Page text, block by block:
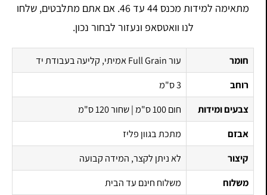
מתאימה למידות מכנס 44 עד 46. אם אתם מתלבטים, שלחו
לנו וואטסאפ ונעזור לבחור נכון.
חומר
עור Full Grain אמיתי, קליעה בעבודת יד
רוחב
3 ס"מ
צבעים ומידות
חום 100 ס"מ | שחור 120 ס"מ
אבזם
מתכת בגוון פליז
קיצור
לא ניתן לקצר, המידה קבועה
משלוח
משלוח חינם עד הבית